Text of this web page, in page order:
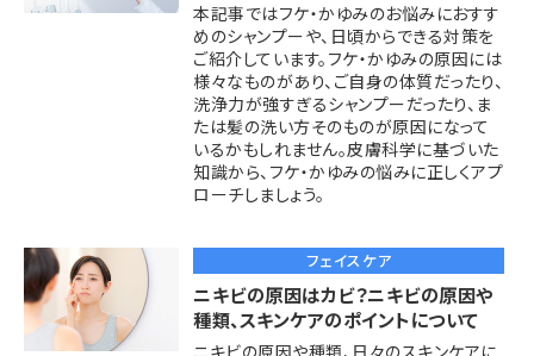
本記事ではフケ・かゆみのお悩みにおすす
めのシャンプーや、日頃からできる対策を
ご紹介しています。フケ・かゆみの原因には
様々なものがあり、ご自身の体質だったり、
洗浄力が強すぎるシャンプーだったり、ま
たは髪の洗い方そのものが原因になって
いるかもしれません。皮膚科学に基づいた
知識から、フケ・かゆみの悩みに正しくアプ
ローチしましょう。
フェイスケア
ニキビの原因はカビ？ニキビの原因や
種類、スキンケアのポイントについて